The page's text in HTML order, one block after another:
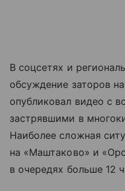
В соцсетях и
обсуждение заторов
опубликовал видео с
застрявшими в
Наиболее сложная
на «Маштаково» и
в очередях больше 12